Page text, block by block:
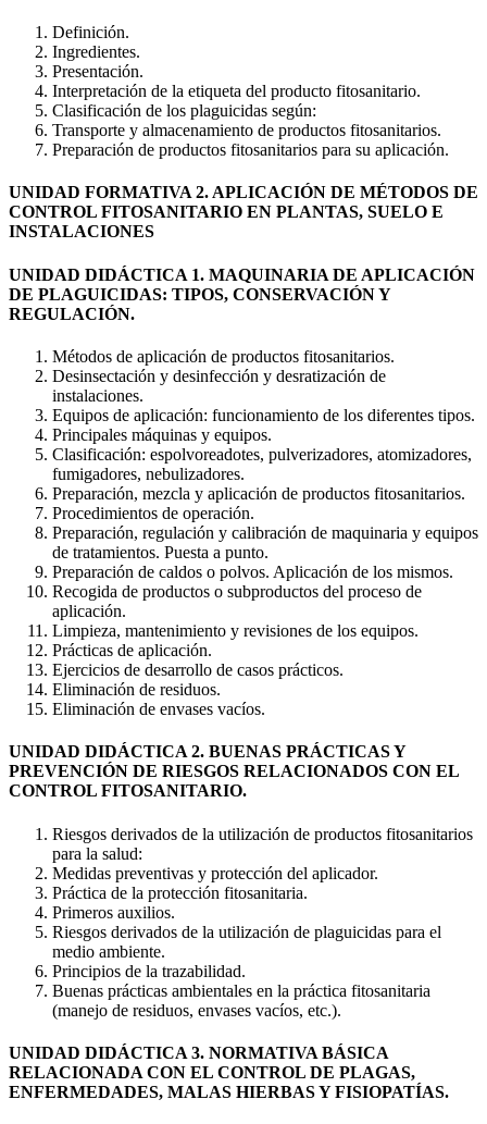
Definición.
Ingredientes.
Presentación.
Interpretación de la etiqueta del producto fitosanitario.
Clasificación de los plaguicidas según:
Transporte y almacenamiento de productos fitosanitarios.
Preparación de productos fitosanitarios para su aplicación.
UNIDAD FORMATIVA 2. APLICACIÓN DE MÉTODOS DE
CONTROL FITOSANITARIO EN PLANTAS, SUELO E
INSTALACIONES
UNIDAD DIDÁCTICA 1. MAQUINARIA DE APLICACIÓN
DE PLAGUICIDAS: TIPOS, CONSERVACIÓN Y
REGULACIÓN.
Métodos de aplicación de productos fitosanitarios.
Desinsectación y desinfección y desratización de
instalaciones.
Equipos de aplicación: funcionamiento de los diferentes tipos.
Principales máquinas y equipos.
Clasificación: espolvoreadotes, pulverizadores, atomizadores,
fumigadores, nebulizadores.
Preparación, mezcla y aplicación de productos fitosanitarios.
Procedimientos de operación.
Preparación, regulación y calibración de maquinaria y equipos
de tratamientos. Puesta a punto.
Preparación de caldos o polvos. Aplicación de los mismos.
Recogida de productos o subproductos del proceso de
aplicación.
Limpieza, mantenimiento y revisiones de los equipos.
Prácticas de aplicación.
Ejercicios de desarrollo de casos prácticos.
Eliminación de residuos.
Eliminación de envases vacíos.
UNIDAD DIDÁCTICA 2. BUENAS PRÁCTICAS Y
PREVENCIÓN DE RIESGOS RELACIONADOS CON EL
CONTROL FITOSANITARIO.
Riesgos derivados de la utilización de productos fitosanitarios
para la salud:
Medidas preventivas y protección del aplicador.
Práctica de la protección fitosanitaria.
Primeros auxilios.
Riesgos derivados de la utilización de plaguicidas para el
medio ambiente.
Principios de la trazabilidad.
Buenas prácticas ambientales en la práctica fitosanitaria
(manejo de residuos, envases vacíos, etc.).
UNIDAD DIDÁCTICA 3. NORMATIVA BÁSICA
RELACIONADA CON EL CONTROL DE PLAGAS,
ENFERMEDADES, MALAS HIERBAS Y FISIOPATÍAS.